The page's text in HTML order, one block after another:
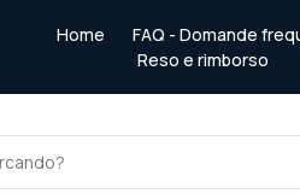
Home
FAQ - Domande
Reso e rimborso